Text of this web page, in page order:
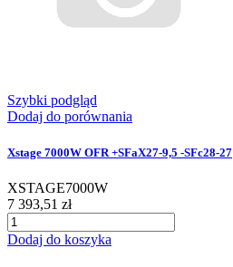
Szybki podgląd
Dodaj do porównania
Xstage 7000W OFR +SFaX27-9,5 -SFc28-27
XSTAGE7000W
7 393,51 zł
Dodaj do koszyka